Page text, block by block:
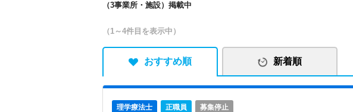
（3事業所・施設）掲載中
（1～4件目を表示中）
おすすめ順 新着順
理学療法士 正職員 募集停止